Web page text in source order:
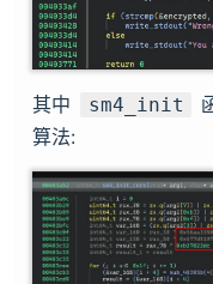
其中 sm4_init
算法: